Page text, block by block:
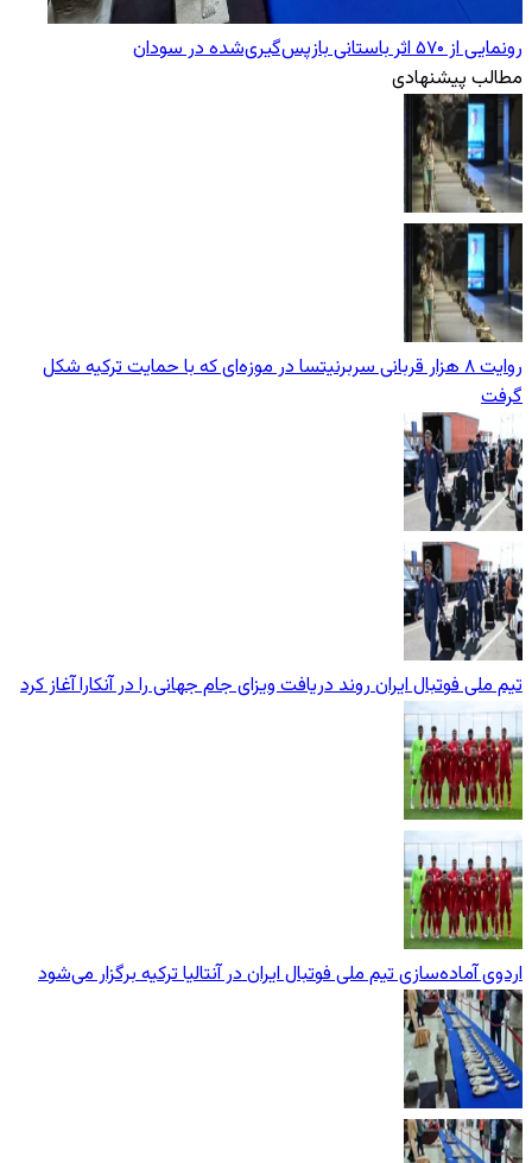
رونمایی از ۵۷۰ اثر باستانی بازپس‌گیری‌شده در سودان
مطالب پیشنهادی
روایت ۸ هزار قربانی سربرنیتسا در موزه‌ای که با حمایت ترکیه شکل
گرفت
تیم ملی فوتبال ایران روند دریافت ویزای جام جهانی را در آنکارا آغاز کرد
اردوی آماده‌سازی تیم ملی فوتبال ایران در آنتالیا ترکیه برگزار می‌شود